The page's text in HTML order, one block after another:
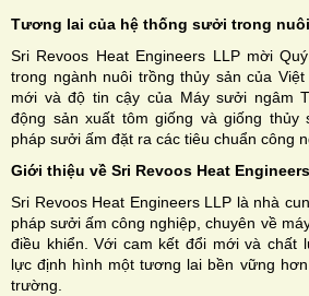
Tương lai của hệ thống sưởi trong
Sri Revoos Heat Engineers LLP mời
trong ngành nuôi trồng thủy sản của
mới và độ tin cậy của Máy sưởi ngâm
động sản xuất tôm giống và giống thủy
pháp sưởi ấm đặt ra các tiêu chuẩn công
Giới thiệu về Sri Revoos Heat
Sri Revoos Heat Engineers LLP là nhà
pháp sưởi ấm công nghiệp, chuyên về
điều khiển. Với cam kết đổi mới và chất
lực định hình một tương lai bền vững
trường.